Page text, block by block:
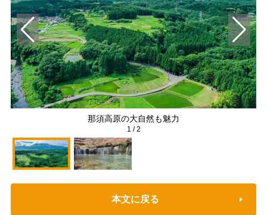
那須高原の大自然も魅力
1 /2
本文に戻る